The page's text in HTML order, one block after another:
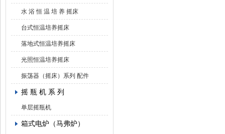
水 浴 恒 温 培 养 摇床
台式恒温培养摇床
落地式恒温培养摇床
光照恒温培养摇床
振荡器（摇床）系列 配件
摇 瓶 机 系 列
单层摇瓶机
箱式电炉（马弗炉）